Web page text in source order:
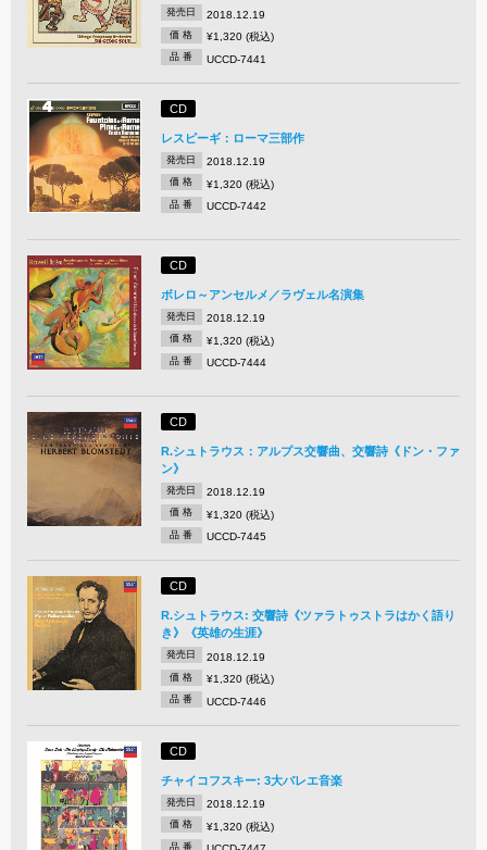
発売日 2018.12.19
価 格 ¥1,320 (税込)
品 番 UCCD-7441
CD
レスピーギ：ローマ三部作
発売日 2018.12.19
価 格 ¥1,320 (税込)
品 番 UCCD-7442
CD
ボレロ～アンセルメ／ラヴェル名演集
発売日 2018.12.19
価 格 ¥1,320 (税込)
品 番 UCCD-7444
CD
R.シュトラウス：アルプス交響曲、交響詩《ドン・ファ
ン》
発売日 2018.12.19
価 格 ¥1,320 (税込)
品 番 UCCD-7445
CD
R.シュトラウス: 交響詩《ツァラトゥストラはかく語り
き》《英雄の生涯》
発売日 2018.12.19
価 格 ¥1,320 (税込)
品 番 UCCD-7446
CD
チャイコフスキー: 3大バレエ音楽
発売日 2018.12.19
価 格 ¥1,320 (税込)
品 番